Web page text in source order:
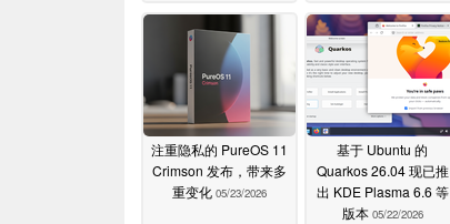
注重隐私的 PureOS 11
Crimson 发布，带来多
重变化 05/23/2026
基于 Ubuntu 的
Quarkos 26.04 现已推
出 KDE Plasma 6.6 等
版本 05/22/2026